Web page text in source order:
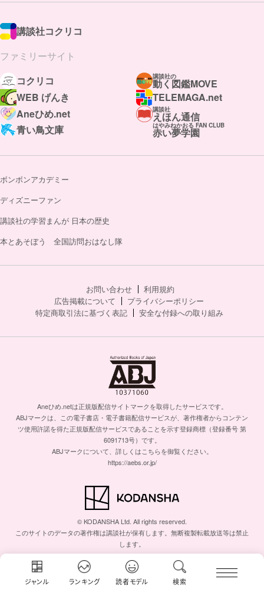
ジャンル ランキング 読者モデル 検索
講談社コクリコ
ファミリーサイト
コクリコ
講談社の
動く図鑑MOVE
WEB げんき
TELEMAGA.net
Aneひめ.net
講談社
えほん通信
青い鳥文庫
はやみねかおる FAN CLUB
赤い夢学園
ボンボンアカデミー
ディズニーファン
講談社の学習まんが 日本の歴史
本とあそぼう 全国訪問おはなし隊
お問い合わせ
利用規約
広告掲載について
プライバシーポリシー
特定商取引法に基づく表記
安全な付録への取り組み
Aneひめ.netは正規版配信サイトマークを取得したサービスです。
ABJマークは、この電子書店・電子書籍配信サービスが、著作権者からコンテン
ツ使用許諾を得た正規版配信サービスであることを示す登録商標（登録番号 第
6091713号）です。
ABJマークについて、詳しくはこちらを御覧ください。
https://aebs.or.jp/
© KODANSHA Ltd. All rights reserved.
このサイトのデータの著作権は講談社が保有します。無断複製転載放送等は禁止
します。